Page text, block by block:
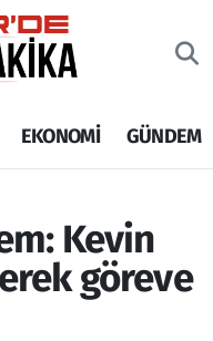
EKONOMİ GÜNDEM
Kevin
göreve